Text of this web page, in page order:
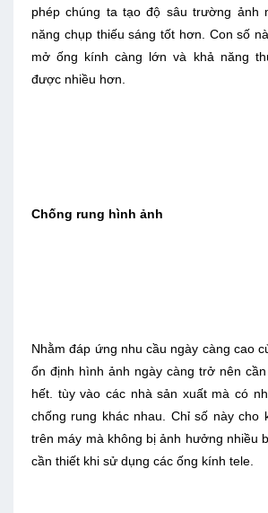
phép chúng ta tạo độ sâu trường ảnh
năng chụp thiếu sáng tốt hơn. Con số
mở ống kính càng lớn và khả năng
được nhiều hơn.
Chống rung hình ảnh
Nhằm đáp ứng nhu cầu ngày càng cao
ổn định hình ảnh ngày càng trở nên
hết. tùy vào các nhà sản xuất mà có
chống rung khác nhau. Chỉ số này cho
trên máy mà không bị ảnh hưởng nhiều
cần thiết khi sử dụng các ống kính tele.